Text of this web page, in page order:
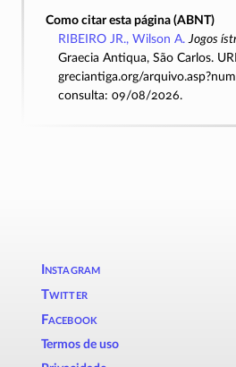
Como citar esta página (ABNT)
RIBEIRO JR., Wilson A. Jogos
Graecia Antiqua, São Carlos.
greciantiga.org/
consulta: 09/08/2026.
Instagram
Twitter
Facebook
Termos de uso